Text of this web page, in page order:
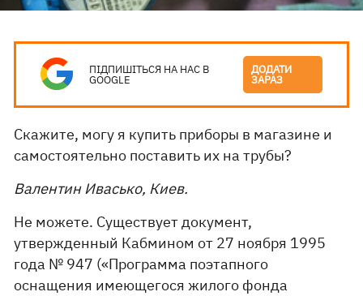
ПІДПИШІТЬСЯ НА НАС В
GOOGLE
ДОДАТИ
ЗАРАЗ
Скажите, могу я купить приборы в магазине и
самостоятельно поставить их на трубы?
Валентин Ивасько, Киев.
Не можете. Существует документ,
утвержденный Кабмином от 27 ноября 1995
года № 947 («Программа поэтапного
оснащения имеющегося жилого фонда